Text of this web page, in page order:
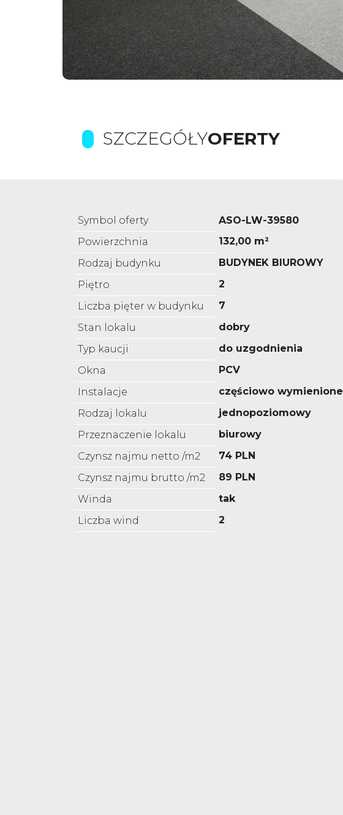
SZCZEGÓŁYOFERTY
Symbol oferty
ASO-LW-39580
Powierzchnia
132,00 m²
Rodzaj budynku
BUDYNEK BIUROWY
Piętro
2
Liczba pięter w budynku
7
Stan lokalu
dobry
Typ kaucji
do uzgodnienia
Okna
PCV
Instalacje
częściowo wymienione
Rodzaj lokalu
jednopoziomowy
Przeznaczenie lokalu
biurowy
Czynsz najmu netto /m2
74 PLN
Czynsz najmu brutto /m2
89 PLN
Winda
tak
Liczba wind
2